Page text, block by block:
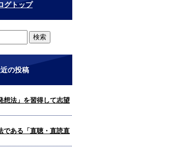
グトップ
の投稿
想法」を習得して志望
み取ろう！
である「直聴・直読直